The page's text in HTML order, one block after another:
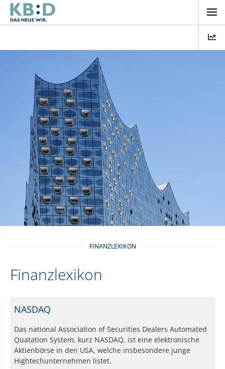
FINANZLEXIKON
Finanzlexikon
NASDAQ
Das national Association of Securities Dealers Automated
Quatation System, kurz NASDAQ, ist eine elektronische
Aktienbörse in den USA, welche insbesondere junge
Hightechunternehmen listet.